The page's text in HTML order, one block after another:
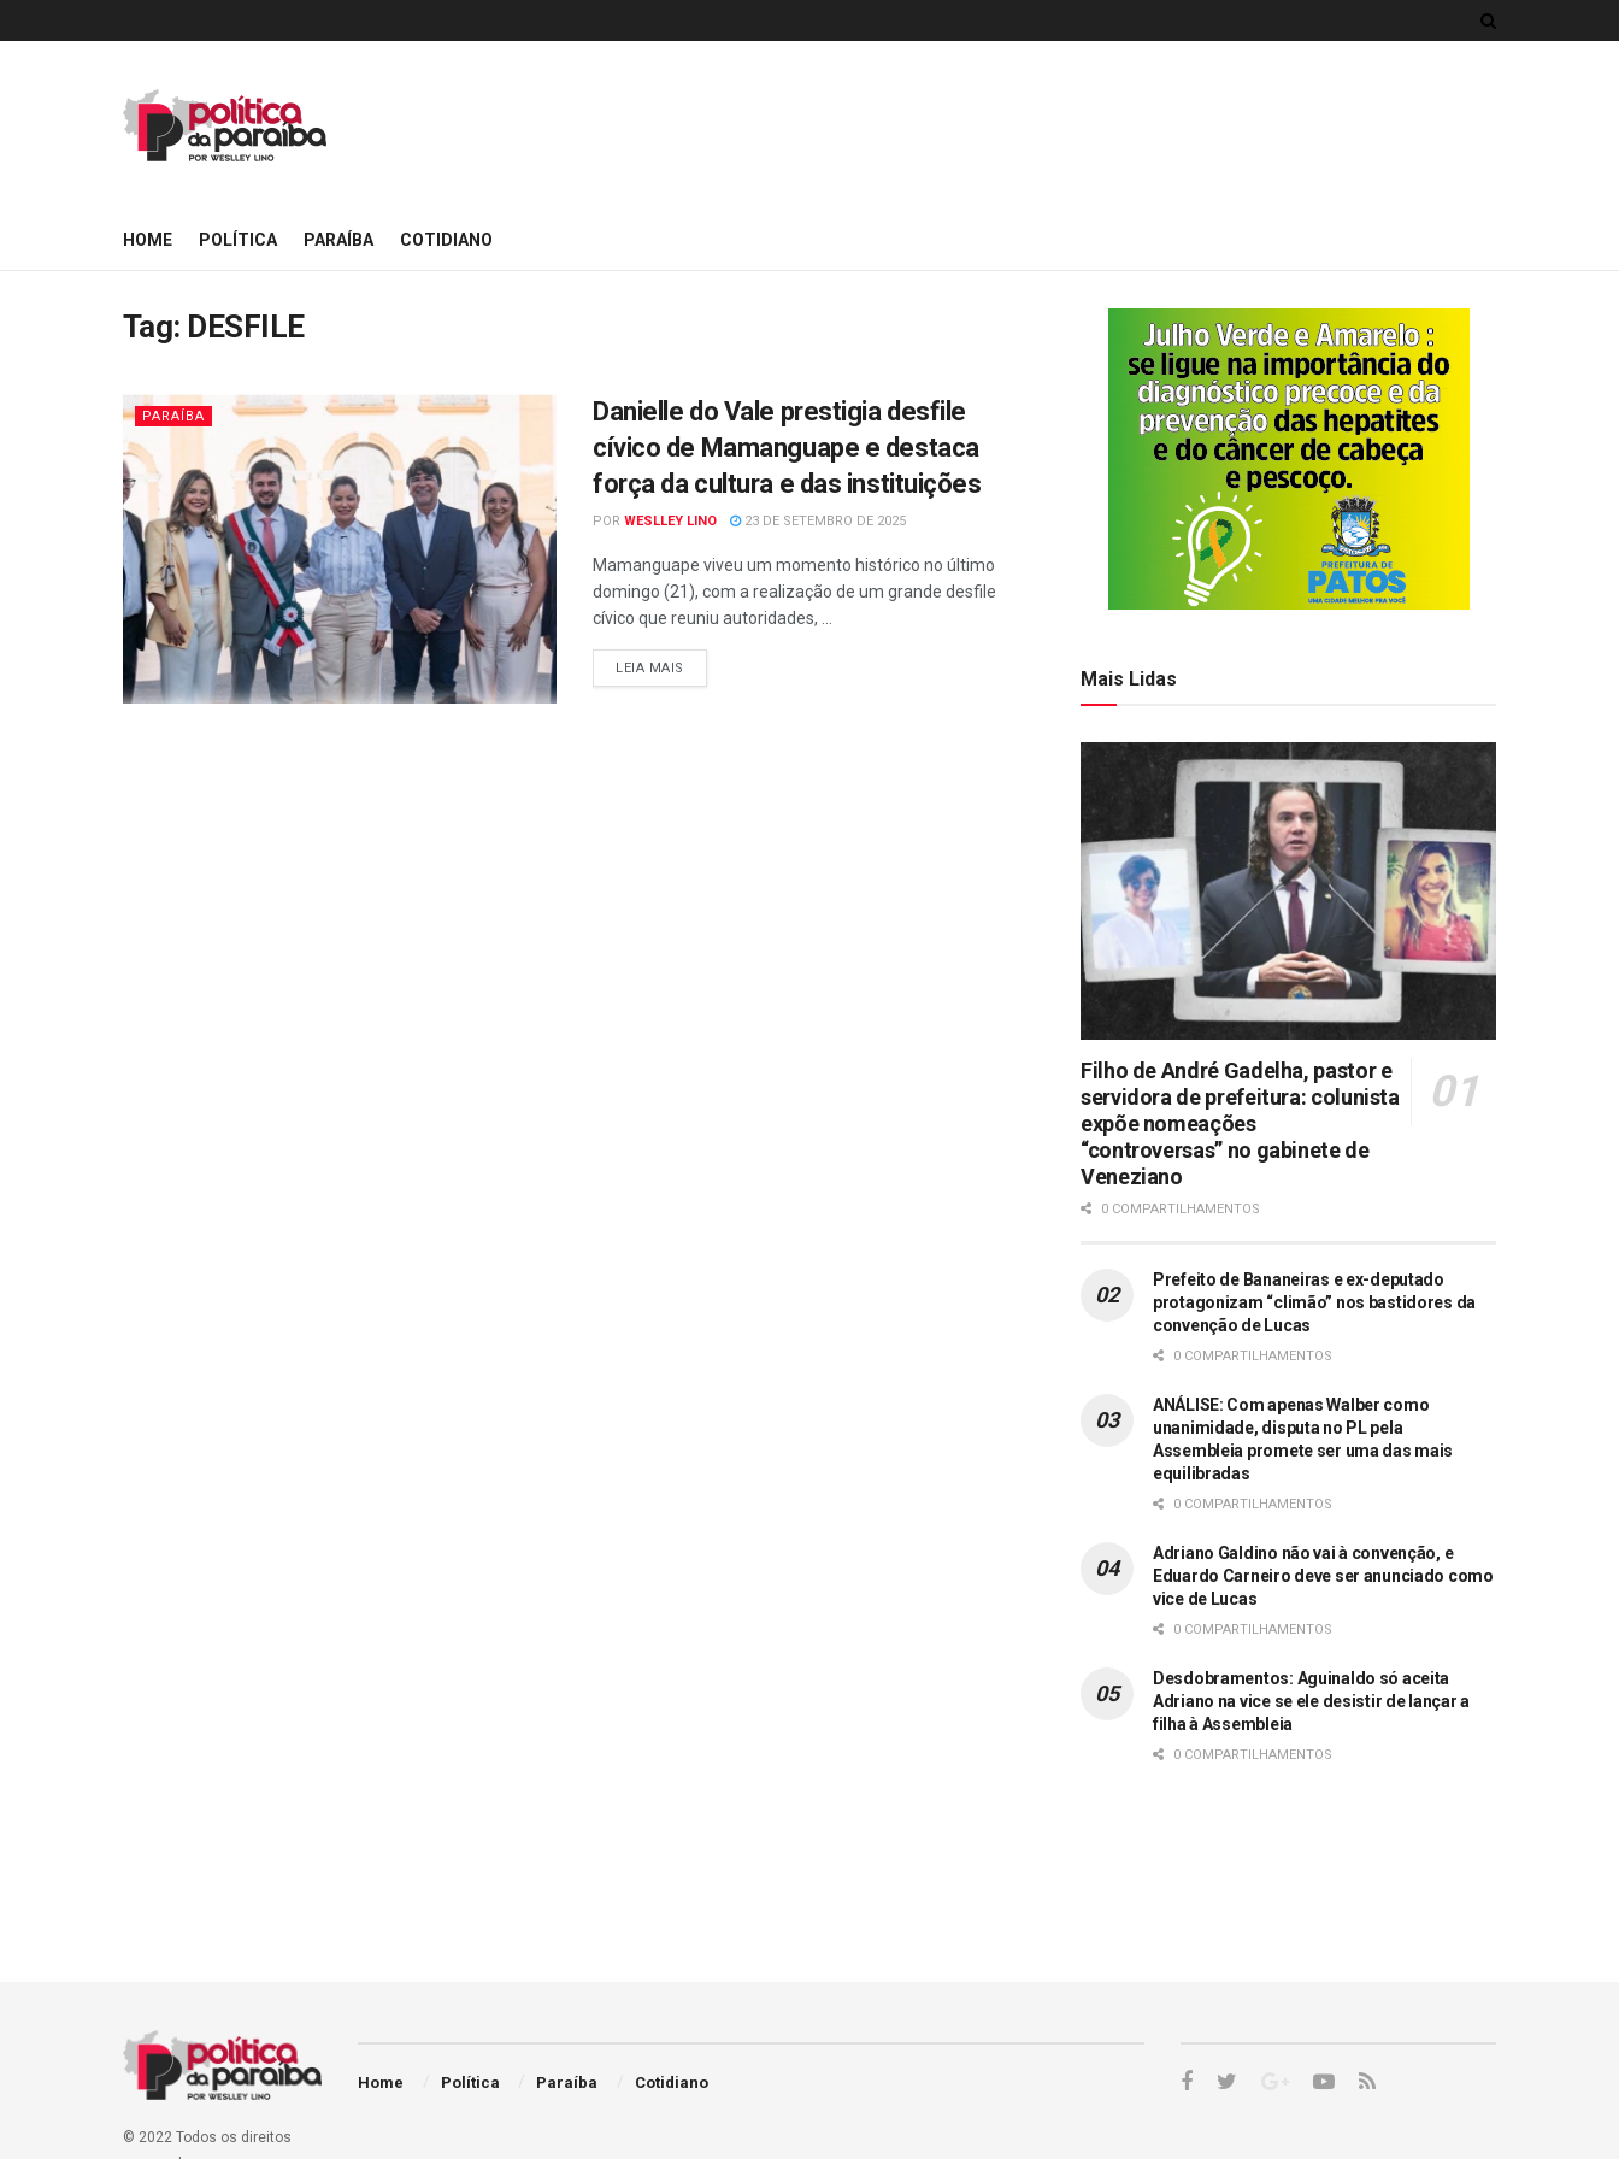
HOME POLÍTICA PARAÍBA COTIDIANO
Tag: DESFILE
PARAÍBA
Danielle do Vale prestigia desfile
cívico de Mamanguape e destaca
força da cultura e das instituições
POR WESLLEY LINO 23 DE SETEMBRO DE 2025
Mamanguape viveu um momento histórico no último
domingo (21), com a realização de um grande desfile
cívico que reuniu autoridades, ...
LEIA MAIS Mais Lidas
Filho de André Gadelha, pastor e
servidora de prefeitura: colunista
expõe nomeações
“controversas” no gabinete de
Veneziano
0 COMPARTILHAMENTOS
Prefeito de Bananeiras e ex-deputado
protagonizam “climão” nos bastidores da
convenção de Lucas
0 COMPARTILHAMENTOS
ANÁLISE: Com apenas Walber como
unanimidade, disputa no PL pela
Assembleia promete ser uma das mais
equilibradas
0 COMPARTILHAMENTOS
Adriano Galdino não vai à convenção, e
Eduardo Carneiro deve ser anunciado como
vice de Lucas
0 COMPARTILHAMENTOS
Desdobramentos: Aguinaldo só aceita
Adriano na vice se ele desistir de lançar a
filha à Assembleia
0 COMPARTILHAMENTOS
© 2022 Todos os direitos
Home Política Paraíba Cotidiano